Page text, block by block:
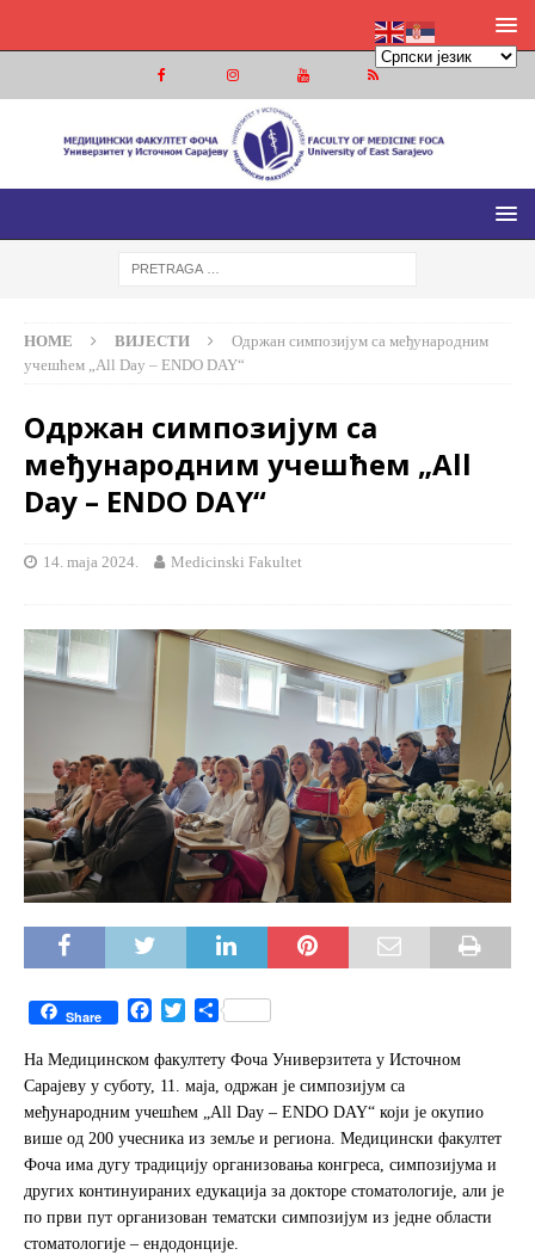
МЕДИЦИНСКИ ФАКУЛТЕТ ФОЧА
МЕДИЦИНСКИ ФАКУЛТЕТ УНИВЕРЗИТЕТА У ИСТОЧНОМ
HOME ВИЈЕСТИ
Одржан симпозијум са међународним
учешћем „All Day – ENDO DAY“
Одржан симпозијум са
међународним учешћем „All
Day – ENDO DAY“
14. maja 2024. Medicinski Fakultet
Share
c
b
k
i
t
t
S
a
r
e
На Медицинском факултету Фоча Универзитета у Источном
Сарајеву у суботу, 11. маја, одржан је симпозијум са
међународним учешћем „All Day – ENDO DAY“ који је окупио
више од 200 учесника из земље и региона. Медицински факултет
Фоча има дугу традицију организовања конгреса, симпозијума и
других континуираних едукација за докторе стоматологије, али је
по први пут организован тематски симпозијум из једне области
стоматологије – ендодонције.